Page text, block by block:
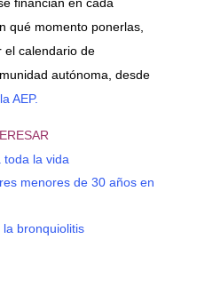
qué momento ponerlas,
el calendario de
autónoma, desde
AEP.
toda la vida
menores de 30 años en
bronquiolitis